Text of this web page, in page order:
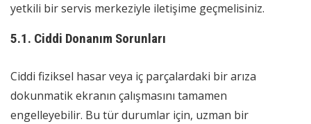
yetkili bir servis merkeziyle iletişime geçmelisiniz.
5.1. Ciddi Donanım Sorunları
Ciddi fiziksel hasar veya iç parçalardaki bir arıza
dokunmatik ekranın çalışmasını tamamen
engelleyebilir. Bu tür durumlar için, uzman bir